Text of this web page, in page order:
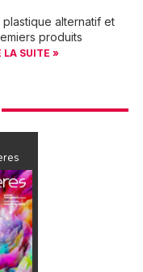
alternatif et
produits
LA SUITE »